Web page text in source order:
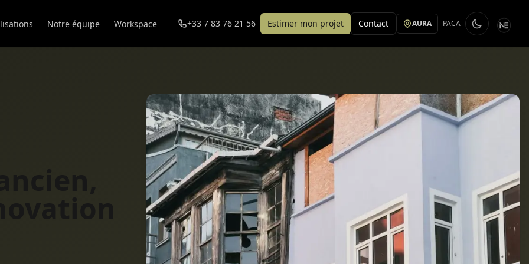
Notre équipe Workspace +33 7 83 76 21 56 Estimer mon projet Contact AURA PACA